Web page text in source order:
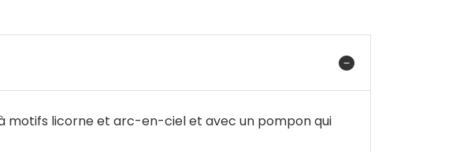
motifs licorne et arc-en-ciel et avec un pompon qui